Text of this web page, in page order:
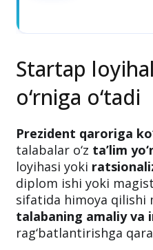
Startap
o‘rniga o‘tadi
Prezident qaroriga
talabalar o‘zta’lim
loyihasi yoki
diplom ishi yoki